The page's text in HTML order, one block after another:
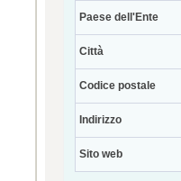
Paese dell'Ente
Città
Codice postale
Indirizzo
Sito web